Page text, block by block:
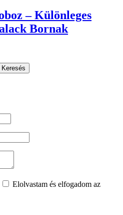
– Különleges
Bornak
Elolvastam és elfogadom az